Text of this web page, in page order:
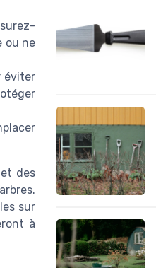
ou ne
éviter
des
sur
à